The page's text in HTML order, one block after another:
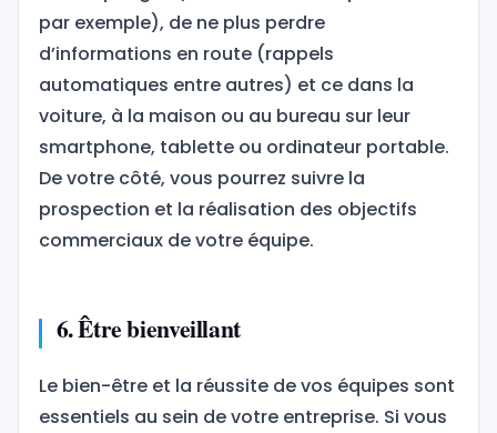
par exemple), de ne plus perdre
d’informations en route (rappels
automatiques entre autres) et ce dans la
voiture, à la maison ou au bureau sur leur
smartphone, tablette ou ordinateur portable.
De votre côté, vous pourrez suivre la
prospection et la réalisation des objectifs
commerciaux de votre équipe.
6. Être bienveillant
Le bien-être et la réussite de vos équipes sont
essentiels au sein de votre entreprise. Si vous